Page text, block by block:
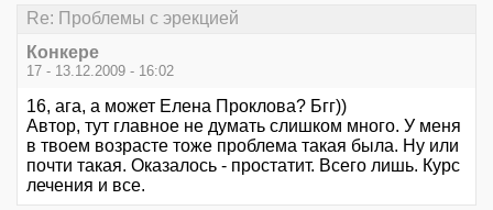
Re: Проблемы с эрекцией
Конкере
17 - 13.12.2009 - 16:02
16, ага, а может Елена Проклова? Бгг))
Автор, тут главное не думать слишком много. У меня
в твоем возрасте тоже проблема такая была. Ну или
почти такая. Оказалось - простатит. Всего лишь. Курс
лечения и все.